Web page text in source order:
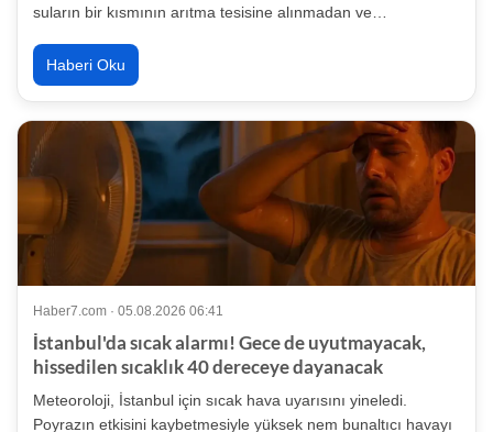
suların bir kısmının arıtma tesisine alınmadan ve…
Haberi Oku
Haber7.com · 05.08.2026 06:41
İstanbul'da sıcak alarmı! Gece de uyutmayacak,
hissedilen sıcaklık 40 dereceye dayanacak
Meteoroloji, İstanbul için sıcak hava uyarısını yineledi.
Poyrazın etkisini kaybetmesiyle yüksek nem bunaltıcı havayı